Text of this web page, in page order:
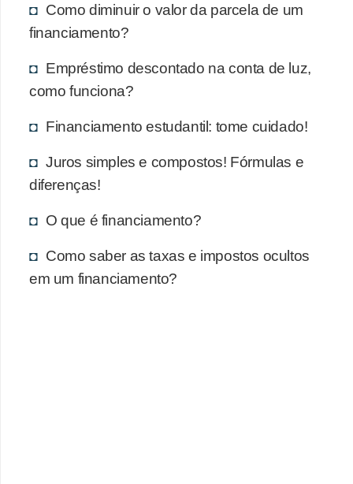
Como diminuir o valor da parcela de um
financiamento?
Empréstimo descontado na conta de luz,
como funciona?
Financiamento estudantil: tome cuidado!
Juros simples e compostos! Fórmulas e
diferenças!
O que é financiamento?
Como saber as taxas e impostos ocultos
em um financiamento?